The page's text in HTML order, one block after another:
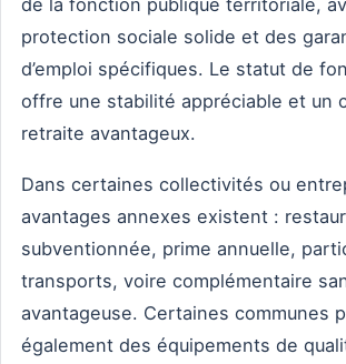
de la fonction publique territoriale,
protection sociale solide et des
d’emploi spécifiques. Le statut de
offre une stabilité appréciable et un
retraite avantageux.
Dans certaines collectivités ou
avantages annexes existent :
subventionnée, prime annuelle,
transports, voire complémentaire
avantageuse. Certaines communes
également des équipements de